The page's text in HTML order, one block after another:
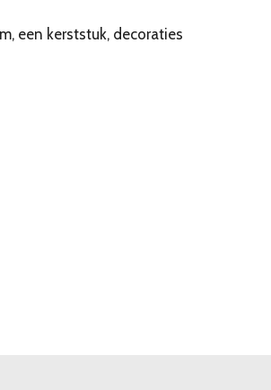
een kerststuk, decoraties